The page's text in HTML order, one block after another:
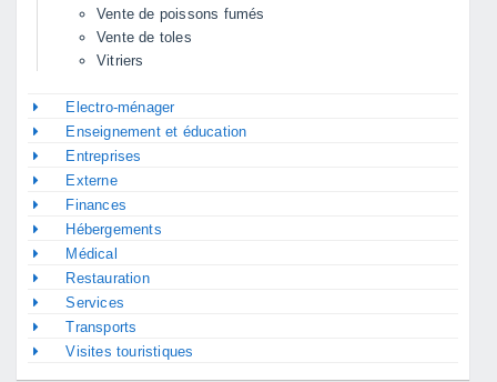
Vente de poissons fumés
Vente de toles
Vitriers
Electro-ménager
Enseignement et éducation
Entreprises
Externe
Finances
Hébergements
Médical
Restauration
Services
Transports
Visites touristiques